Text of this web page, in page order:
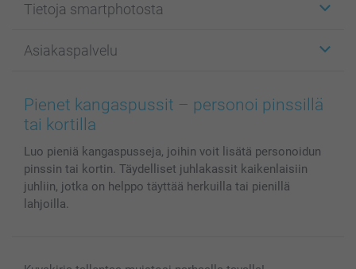
Kuvakortit
Kuvakirjat
Valokuvat, Julisteet & Taskukirjat
Kännykkä & Tabletti
Kuvakalenterit & Päivyrit
Valokuvakehykset & Lisätarvikkeet
Lahjakortti
Tietoja smartphotosta
Affiliate ohjelma
Evästekäytäntö
Sivukartta
Investor Relations
Asiakaspalvelu
100% tyytyväisyystakuu
smartbonus
Tilausten tila
Pienet kangaspussit – personoi pinssillä
tai kortilla
Luo pieniä kangaspusseja, joihin voit lisätä personoidun
pinssin tai kortin. Täydelliset juhlakassit kaikenlaisiin
juhliin, jotka on helppo täyttää herkuilla tai pienillä
lahjoilla.